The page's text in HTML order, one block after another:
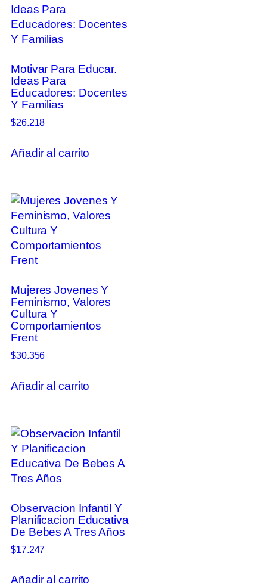
Motivar Para Educar.
Ideas Para
Educadores: Docentes
Y Familias
$26.218
Añadir al carrito
Mujeres Jovenes Y
Feminismo, Valores
Cultura Y
Comportamientos
Frent
$30.356
Añadir al carrito
Observacion Infantil Y
Planificacion Educativa
De Bebes A Tres Años
$17.247
Añadir al carrito